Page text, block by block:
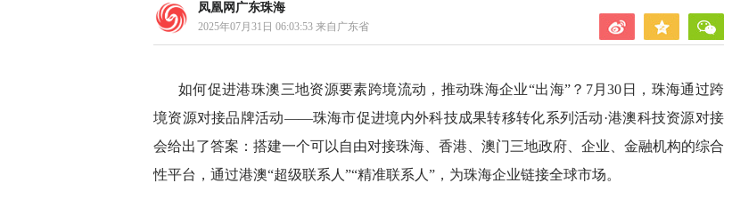
凤凰网广东珠海
2025年07月31日 06:03:53 来自广东省
如何促进港珠澳三地资源要素跨境流动，推动珠海企业“出海”？7月30日，珠海通过跨
境资源对接品牌活动——珠海市促进境内外科技成果转移转化系列活动·港澳科技资源对接
会给出了答案：搭建一个可以自由对接珠海、香港、澳门三地政府、企业、金融机构的综合
性平台，通过港澳“超级联系人”“精准联系人”，为珠海企业链接全球市场。